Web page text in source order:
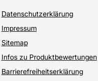
Datenschutzerklärung
Impressum
Sitemap
Infos zu Produktbewertungen
Barrierefreiheitserklärung